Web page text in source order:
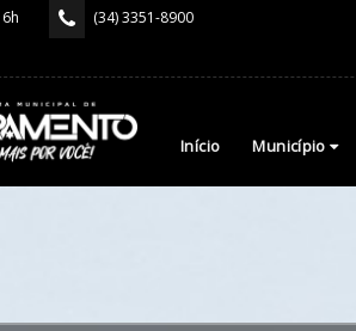
(34) 3351-8900
Início Município